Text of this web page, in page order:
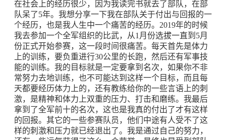
在社会上的经历很少，因为我读完书就去了部队，在部
队呆了5年。我想分享一下我在部队关于付出与回报的一
个经历，也是我人生中一个痛苦的经历。2019年的时候
我去参加一个全军组织的比武，从1月份选拔一直到5月
份正式开始参赛，这一段时间很痛苦。每天首先是体力
上的训练，要负重进行30公里的长跑，然后还有军事技
能的训练。我的目标就是一定要拿到名次，如果你不非
常努力去地训练，也不可能达到这样一个目标，而且每
天都要经历体力上的，还有教练给你的一些言语上的刺
激，是精神和体力上双重的压力、打击和磨练。我最后
拿到了全军前十的名次，这也是我真的付出了才有这样
的回报。其它的一些参赛队员，他们中途有人受不了这
样的刺激和压力就已经退出了。我是通过自己的努力，